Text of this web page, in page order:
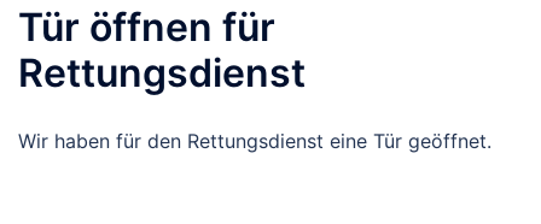
Tür öffnen für
Rettungsdienst
Wir haben für den Rettungsdienst eine Tür geöffnet.